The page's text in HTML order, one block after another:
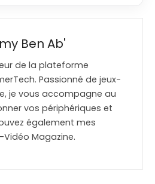
Ben Ab'
de la plateforme
Passionné de jeux-
je vous accompagne au
vos périphériques et
également mes
Magazine.